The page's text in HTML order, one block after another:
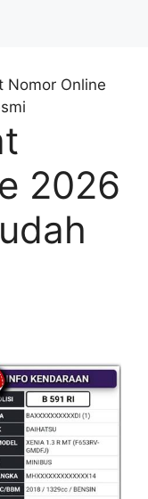
Nomor Online
2026